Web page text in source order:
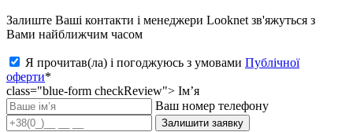
Залиште Ваші контакти і менеджери Looknet зв'яжуться з
Вами найближчим часом
Я прочитав(ла) і погоджуюсь з умовами Публічної
оферти*
class="blue-form checkReview"> Ім’я
Ваш номер телефону
Залишити заявку